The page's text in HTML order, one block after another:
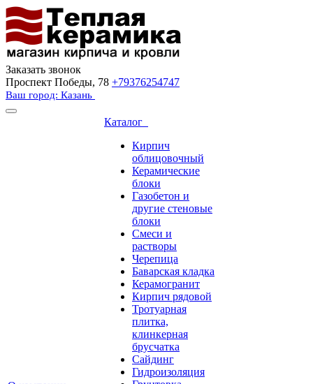
Заказать звонок
Проспект Победы, 78 +79376254747
Ваш город: Казань
Каталог
Кирпич
облицовочный
Керамические
блоки
Газобетон и
другие стеновые
блоки
Смеси и
растворы
Черепица
Баварская кладка
Керамогранит
Кирпич рядовой
Тротуарная
плитка,
клинкерная
брусчатка
Сайдинг
Гидроизоляция